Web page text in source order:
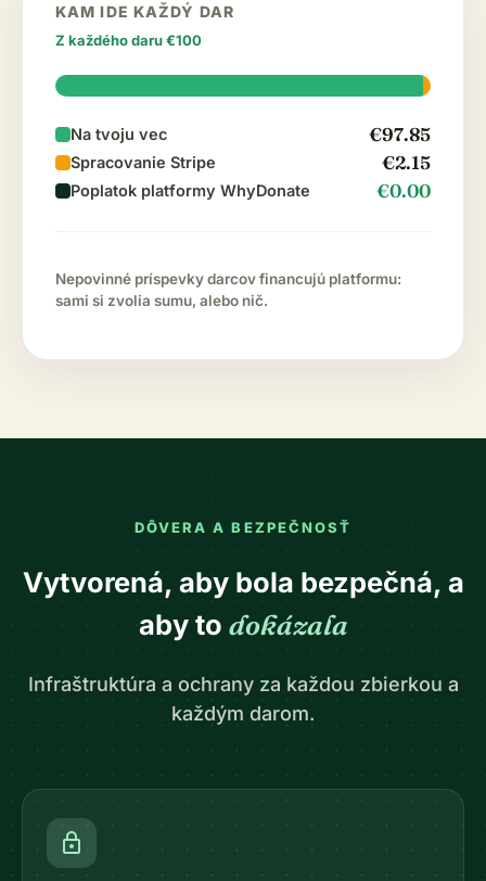
KAM IDE KAŽDÝ DAR
Z každého daru €100
Na tvoju vec €97.85
Spracovanie Stripe €2.15
Poplatok platformy WhyDonate €0.00
Nepovinné príspevky darcov financujú platformu:
sami si zvolia sumu, alebo nič.
DÔVERA A BEZPEČNOSŤ
Vytvorená, aby bola bezpečná, a
aby to dokázala
Infraštruktúra a ochrany za každou zbierkou a
každým darom.
lock